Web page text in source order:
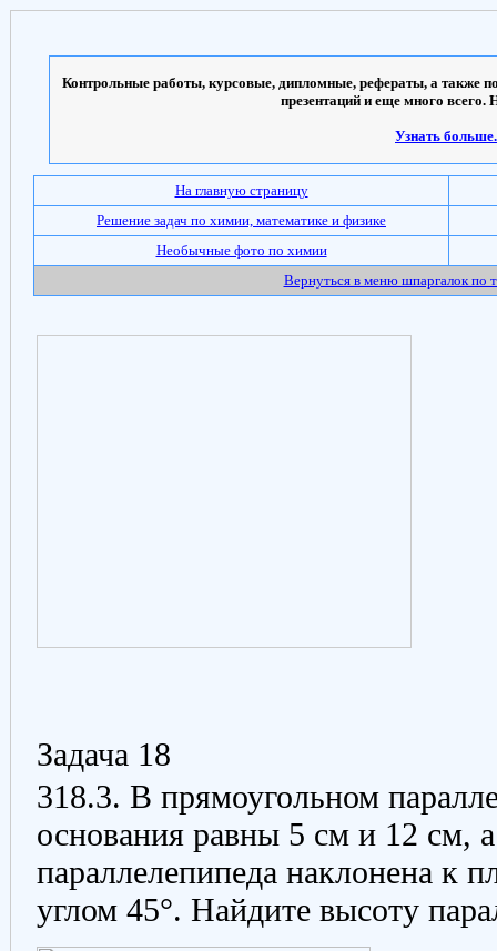
Контрольные работы, курсовые, дипломные, рефераты, а также
презентаций и еще много всего.
Узнать
На главную страницу
Решение задач по химии, математике и физике
Необычные фото по химии
Вернуться в меню шпаргалок по
Задача 18
318.3. В прямоугольном
основания равны 5 см и 12 см,
параллелепипеда наклонена к
углом 45°. Найдите высоту